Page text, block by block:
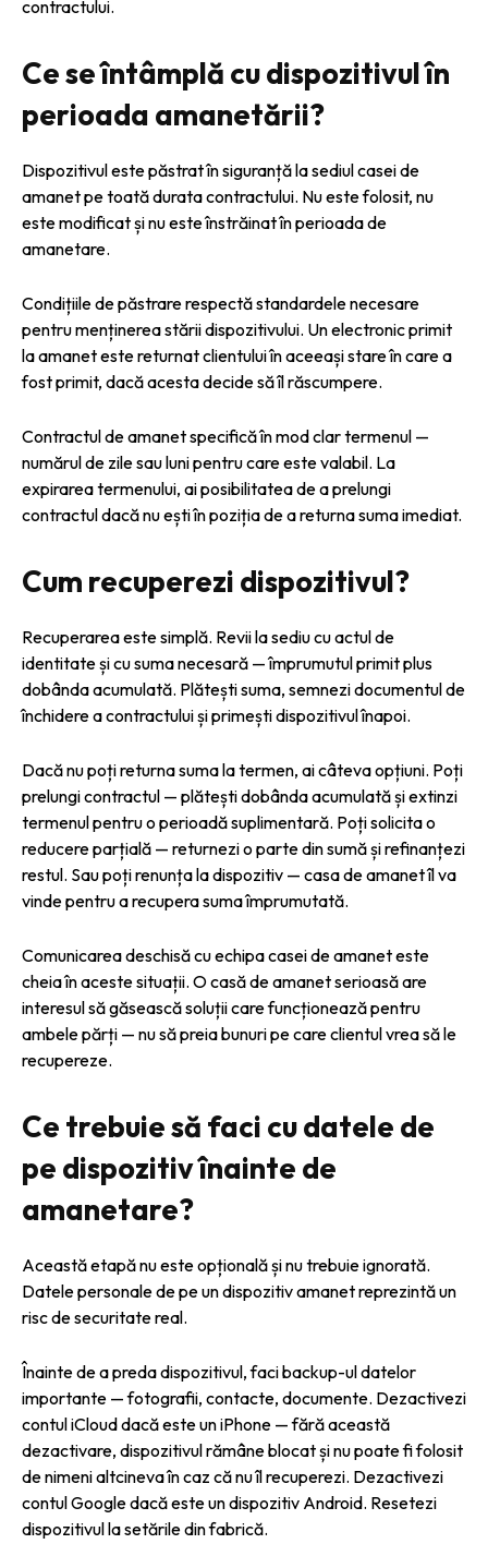
contractului.
Ce se întâmplă cu dispozitivul în
perioada amanetării?
Dispozitivul este păstrat în siguranță la sediul casei de
amanet pe toată durata contractului. Nu este folosit, nu
este modificat și nu este înstrăinat în perioada de
amanetare.
Condițiile de păstrare respectă standardele necesare
pentru menținerea stării dispozitivului. Un electronic primit
la amanet este returnat clientului în aceeași stare în care a
fost primit, dacă acesta decide să îl răscumpere.
Contractul de amanet specifică în mod clar termenul —
numărul de zile sau luni pentru care este valabil. La
expirarea termenului, ai posibilitatea de a prelungi
contractul dacă nu ești în poziția de a returna suma imediat.
Cum recuperezi dispozitivul?
Recuperarea este simplă. Revii la sediu cu actul de
identitate și cu suma necesară — împrumutul primit plus
dobânda acumulată. Plătești suma, semnezi documentul de
închidere a contractului și primești dispozitivul înapoi.
Dacă nu poți returna suma la termen, ai câteva opțiuni. Poți
prelungi contractul — plătești dobânda acumulată și extinzi
termenul pentru o perioadă suplimentară. Poți solicita o
reducere parțială — returnezi o parte din sumă și refinanțezi
restul. Sau poți renunța la dispozitiv — casa de amanet îl va
vinde pentru a recupera suma împrumutată.
Comunicarea deschisă cu echipa casei de amanet este
cheia în aceste situații. O casă de amanet serioasă are
interesul să găsească soluții care funcționează pentru
ambele părți — nu să preia bunuri pe care clientul vrea să le
recupereze.
Ce trebuie să faci cu datele de
pe dispozitiv înainte de
amanetare?
Această etapă nu este opțională și nu trebuie ignorată.
Datele personale de pe un dispozitiv amanet reprezintă un
risc de securitate real.
Înainte de a preda dispozitivul, faci backup-ul datelor
importante — fotografii, contacte, documente. Dezactivezi
contul iCloud dacă este un iPhone — fără această
dezactivare, dispozitivul rămâne blocat și nu poate fi folosit
de nimeni altcineva în caz că nu îl recuperezi. Dezactivezi
contul Google dacă este un dispozitiv Android. Resetezi
dispozitivul la setările din fabrică.